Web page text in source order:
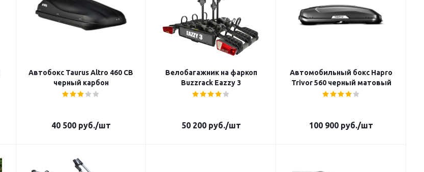
Автобокс Taurus Altro 460 CB
черный карбон
40 500руб./шт
Велобагажник на фаркоп
Buzzrack Eazzy 3
50 200руб./шт
Автомобильный бокс Hapro
Trivor 560 черный матовый
100 900 руб./шт